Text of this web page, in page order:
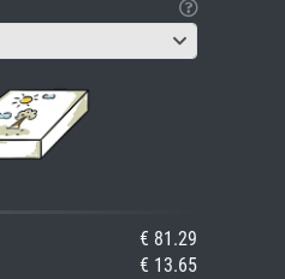
€ 81.29
€ 13.65